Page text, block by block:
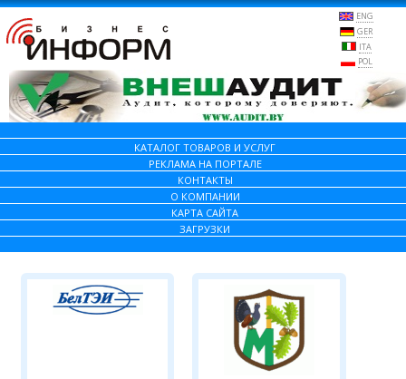
ENG
GER
ITA
POL
КАТАЛОГ ТОВАРОВ И УСЛУГ
РЕКЛАМА НА ПОРТАЛЕ
КОНТАКТЫ
О КОМПАНИИ
КАРТА САЙТА
ЗАГРУЗКИ